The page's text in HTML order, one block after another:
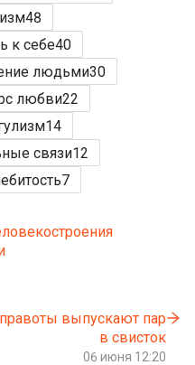
48
к себе40
людьми30
любви22
14
связи12
7
выпускают пар
в свисток
06 июня 12:20